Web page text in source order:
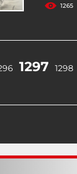
1265
1297 1298